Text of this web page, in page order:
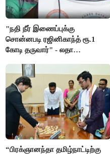
"நதி நீர் இணைப்புக்கு
சொன்னபடி ரஜினிகாந்த் ரூ.1
கோடி தருவார்" - லதா
“பிரக்ஞானந்தா தமிழ்நாட்டிற்கு